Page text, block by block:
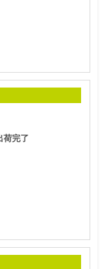
荷完了